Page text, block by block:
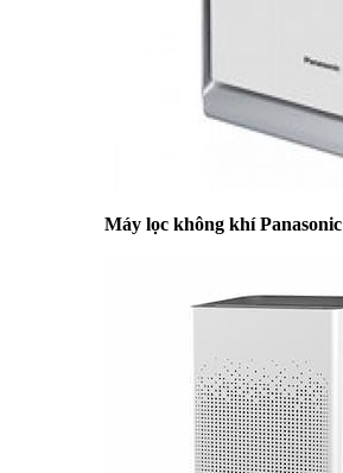
Máy lọc không khí Panasonic